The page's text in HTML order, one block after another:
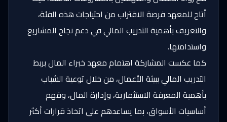
أتاح للمعهد فرصة الاقتراب من احتياجات هذه الفئة،
والتعريف بأهمية التدريب المالي في دعم نجاح المشاريع
واستدامتها.
كما عكست المشاركة اهتمام معهد خبراء المال بربط
التدريب المالي ببيئة الأعمال، من خلال توعية الشباب
بأهمية المعرفة الاستثمارية، وإدارة المال، وفهم
أساسيات الأسواق، بما يساعدهم على اتخاذ قرارات أكثر